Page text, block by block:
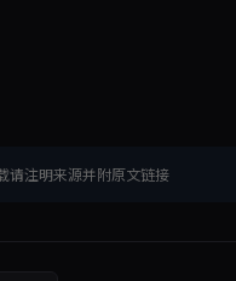
请注明来源并附原文链接